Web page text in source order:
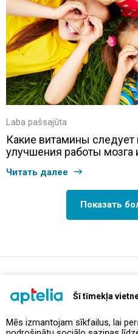
Šī tīmekļa
Mēs izmantojam sīkfailus, lai
Laba pašsajūta
Какие витамины
улучшения работы мозга
Читать далее
Показать